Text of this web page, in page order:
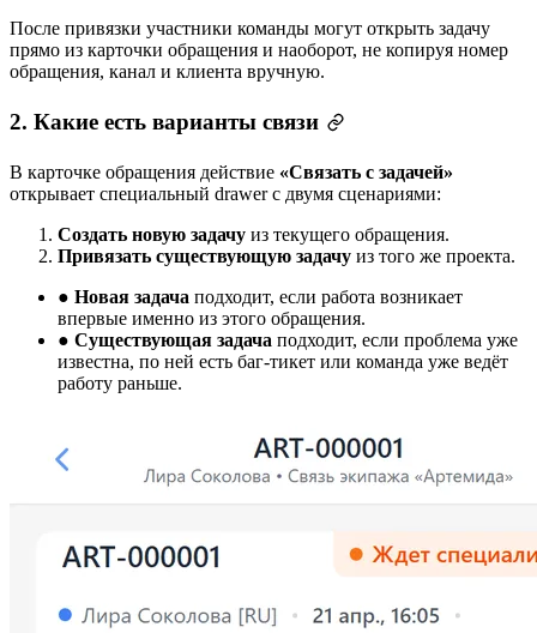
После привязки участники команды могут открыть задачу
прямо из карточки обращения и наоборот, не копируя номер
обращения, канал и клиента вручную.
2. Какие есть варианты связи
В карточке обращения действие «Связать с задачей»
открывает специальный drawer с двумя сценариями:
Создать новую задачу из текущего обращения.
Привязать существующую задачу из того же проекта.
● Новая задача подходит, если работа возникает
впервые именно из этого обращения.
● Существующая задача подходит, если проблема уже
известна, по ней есть баг-тикет или команда уже ведёт
работу раньше.